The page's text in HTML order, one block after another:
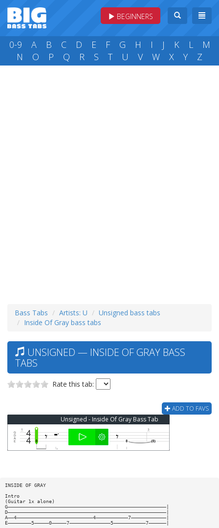
BEGINNERS
0-9 A B C D E F G H I J K L
M
N
O P Q R S T U V W X Y Z
Bass Tabs Artists: U
Unsigned bass tabs
Inside Of Gray bass tabs
UNSIGNED — INSIDE OF GRAY BASS
TABS
Rate this tab:
ADD TO FAVS
Unsigned - Inside Of Gray Bass Tab
INSIDE OF GRAY
Intro
(Guitar 1x alone)
G——————————————————————————————————————————————————————|
D——————————————————————————————————————————————————————|
A——4——————————————————————————4———————————7————————————|
E————————5—————0—————7——————————————5———————————7——————|